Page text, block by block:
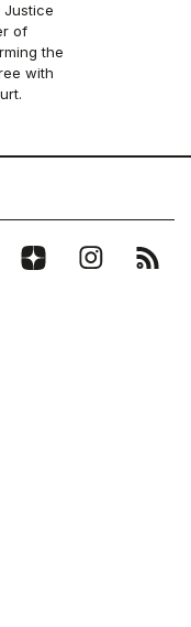
Justice
of
the
with